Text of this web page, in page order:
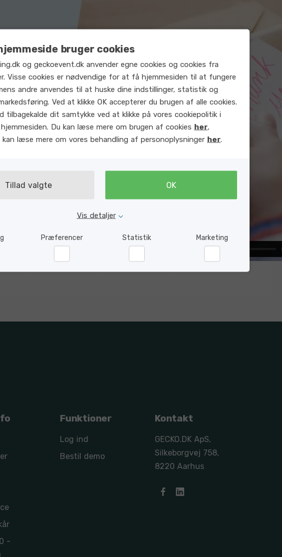
bruger cookies
og geckoevent.dk anvender egne cookies og cookies fra
Visse cookies er nødvendige for at få hjemmesiden til at fungere
andre anvendes til at huske dine indstillinger, statistik og
Ved at klikke OK accepterer du brugen af alle cookies.
tilbagekalde dit samtykke ved at klikke på vores cookiepolitik i
Du kan læse mere om brugen af cookies her,
kan læse mere om vores behandling af personoplysninger her.
Tillad valgte OK
Vis detaljer
Præferencer Statistik Marketing
-
Funktioner
Log ind
Bestil demo
Kontakt
GECKO.DK ApS,
Silkeborgvej 758,
8220 Aarhus